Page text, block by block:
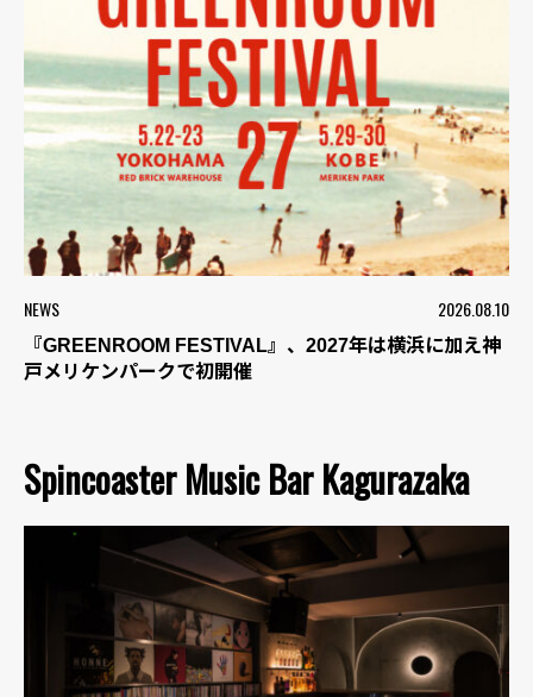
NEWS 2026.08.10
『GREENROOM FESTIVAL』、2027年は横浜に加え神
戸メリケンパークで初開催
Spincoaster Music Bar Kagurazaka